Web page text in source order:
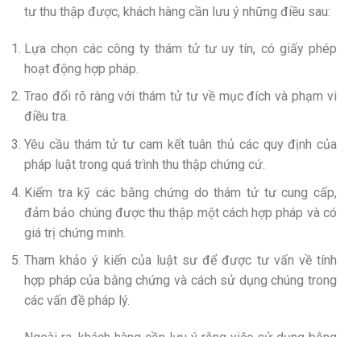
tư thu thập được, khách hàng cần lưu ý những điều sau:
Lựa chọn các công ty thám tử tư uy tín, có giấy phép
hoạt động hợp pháp.
Trao đổi rõ ràng với thám tử tư về mục đích và phạm vi
điều tra.
Yêu cầu thám tử tư cam kết tuân thủ các quy định của
pháp luật trong quá trình thu thập chứng cứ.
Kiểm tra kỹ các bằng chứng do thám tử tư cung cấp,
đảm bảo chúng được thu thập một cách hợp pháp và có
giá trị chứng minh.
Tham khảo ý kiến của luật sư để được tư vấn về tính
hợp pháp của bằng chứng và cách sử dụng chúng trong
các vấn đề pháp lý.